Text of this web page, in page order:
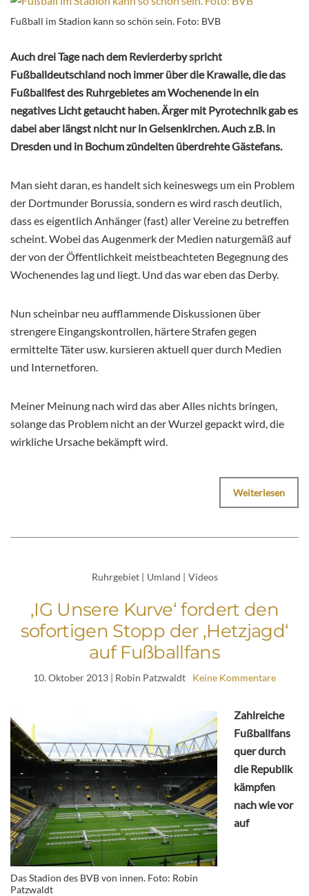
Fußball im Stadion kann so schön sein. Foto: BVB
Auch drei Tage nach dem Revierderby spricht
Fußballdeutschland noch immer über die Krawalle, die das
Fußballfest des Ruhrgebietes am Wochenende in ein
negatives Licht getaucht haben. Ärger mit Pyrotechnik gab es
dabei aber längst nicht nur in Gelsenkirchen. Auch z.B. in
Dresden und in Bochum zündelten überdrehte Gästefans.
Man sieht daran, es handelt sich keineswegs um ein Problem
der Dortmunder Borussia, sondern es wird rasch deutlich,
dass es eigentlich Anhänger (fast) aller Vereine zu betreffen
scheint. Wobei das Augenmerk der Medien naturgemäß auf
der von der Öffentlichkeit meistbeachteten Begegnung des
Wochenendes lag und liegt. Und das war eben das Derby.
Nun scheinbar neu aufflammende Diskussionen über
strengere Eingangskontrollen, härtere Strafen gegen
ermittelte Täter usw. kursieren aktuell quer durch Medien
und Internetforen.
Meiner Meinung nach wird das aber Alles nichts bringen,
solange das Problem nicht an der Wurzel gepackt wird, die
wirkliche Ursache bekämpft wird.
Weiterlesen
Ruhrgebiet | Umland | Videos
‚IG Unsere Kurve‘ fordert den
sofortigen Stopp der ‚Hetzjagd‘
auf Fußballfans
10. Oktober 2013 | Robin Patzwaldt Keine Kommentare
Das Stadion des BVB von innen. Foto: Robin
Patzwaldt
Zahlreiche
Fußballfans
quer durch
die Republik
kämpfen
nach wie vor
auf